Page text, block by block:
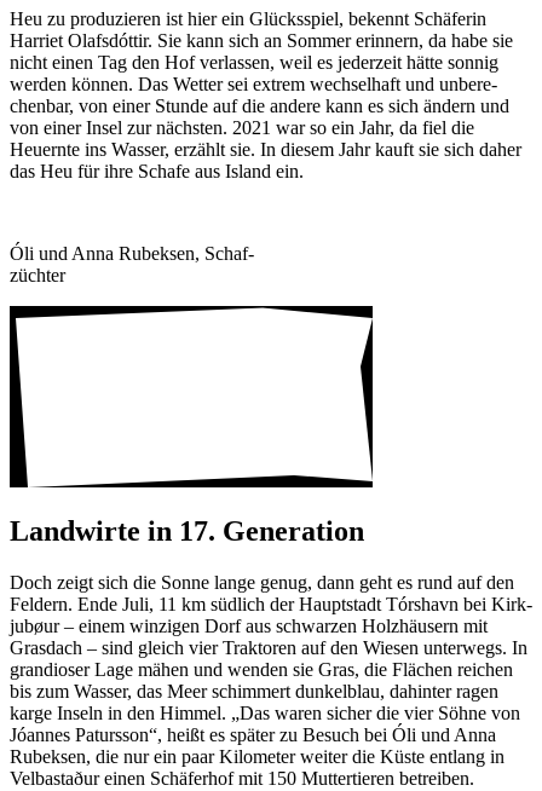
Heu zu produ­zieren ist hier ein Glücks­spiel, bekennt Schä­ferin
Harriet Olaf­sdóttir. Sie kann sich an Sommer erin­nern, da habe sie
nicht einen Tag den Hof verlassen, weil es jeder­zeit hätte sonnig
werden können. Das Wetter sei extrem wech­sel­haft und unbe­re­
chenbar, von einer Stunde auf die andere kann es sich ändern und
von einer Insel zur nächsten. 2021 war so ein Jahr, da fiel die
Heuernte ins Wasser, erzählt sie. In diesem Jahr kauft sie sich daher
das Heu für ihre Schafe aus Island ein.
Óli und Anna Rubeksen, Schaf­
züchter
Land­wirte in 17. Gene­ra­tion
Doch zeigt sich die Sonne lange genug, dann geht es rund auf den
Feldern. Ende Juli, 11 km südlich der Haupt­stadt Tórshavn bei Kirk­
ju­bøur – einem winzigen Dorf aus schwarzen Holz­häu­sern mit
Gras­dach – sind gleich vier Trak­toren auf den Wiesen unter­wegs. In
gran­dioser Lage mähen und wenden sie Gras, die Flächen reichen
bis zum Wasser, das Meer schim­mert dunkel­blau, dahinter ragen
karge Inseln in den Himmel. „Das waren sicher die vier Söhne von
Jóannes Patursson“, heißt es später zu Besuch bei Óli und Anna
Rubeksen, die nur ein paar Kilo­meter weiter die Küste entlang in
Velbastaður einen Schä­ferhof mit 150 Mutter­tieren betreiben.